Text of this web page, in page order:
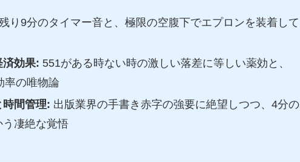
り9分のタイマー音と、極限の空腹下でエプロンを装着して
済効果: 551がある時ない時の激しい落差に等しい薬効と、
率の唯物論
時間管理: 出版業界の手書き赤字の強要に絶望しつつ、4分の
凄絶な覚悟